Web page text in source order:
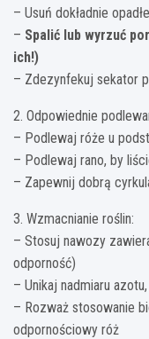
– Usuń dokładnie
– Spalić lub wyrzuć
ich!)
– Zdezynfekuj sekator
2. Odpowiednie
– Podlewaj róże u
– Podlewaj rano, by
– Zapewnij dobrą
3. Wzmacnianie roślin:
– Stosuj nawozy
odporność)
– Unikaj nadmiaru
– Rozważ stosowanie
odpornościowy róż